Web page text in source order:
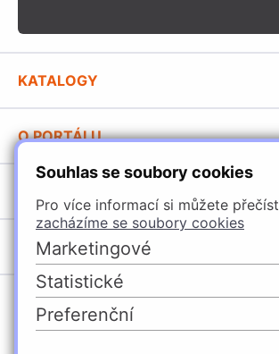
Souhlas se soubory cookies
Pro více informací si můžete přečíst
zacházíme se soubory cookies
Marketingové
Statistické
Preferenční
KATALOGY
Stavební katalog Häfele
Brožury Häfele
O PORTÁLU
Provozovatel portálu
Jak používat portál
Úchytky
Nábytkové kování
Vybavení kuchyní
Osvětlení a elektro
POBOČKY
Domašín
Vyškov